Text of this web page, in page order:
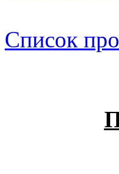
Список